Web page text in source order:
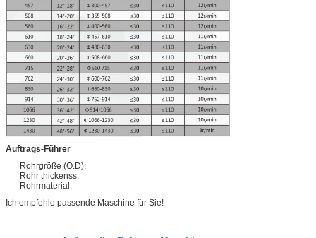
Auftrags-Führer
Rohrgröße (O.D):
Rohr thickenss:
Rohrmaterial:
Ich empfehle passende Maschine für Sie!